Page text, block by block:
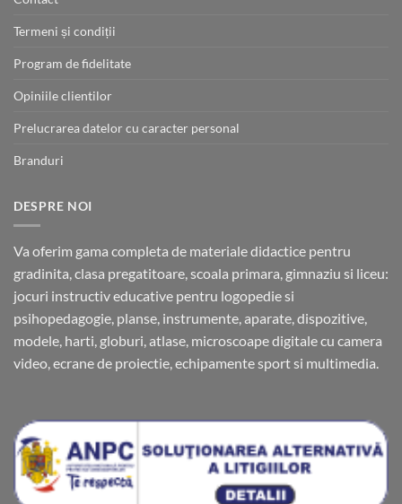
Termeni și condiții
Program de fidelitate
Opiniile clientilor
Prelucrarea datelor cu caracter personal
Branduri
DESPRE NOI
Va oferim gama completa de materiale didactice pentru
gradinita, clasa pregatitoare, scoala primara, gimnaziu si liceu:
jocuri instructiv educative pentru logopedie si
psihopedagogie, planse, instrumente, aparate, dispozitive,
modele, harti, globuri, atlase, microscoape digitale cu camera
video, ecrane de proiectie, echipamente sport si multimedia.